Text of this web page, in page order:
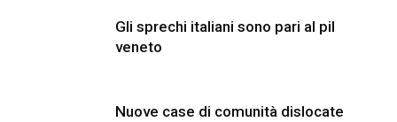
Gli sprechi italiani sono pari al pil
veneto
Nuove case di comunità dislocate